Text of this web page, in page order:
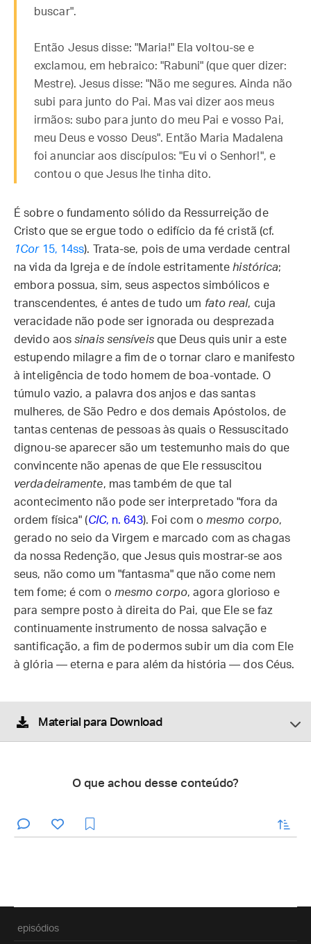
buscar".
Então Jesus disse: "Maria!" Ela voltou-se e
exclamou, em hebraico: "Rabuni" (que quer dizer:
Mestre). Jesus disse: "Não me segures. Ainda não
subi para junto do Pai. Mas vai dizer aos meus
irmãos: subo para junto do meu Pai e vosso Pai,
meu Deus e vosso Deus". Então Maria Madalena
foi anunciar aos discípulos: "Eu vi o Senhor!", e
contou o que Jesus lhe tinha dito.
É sobre o fundamento sólido da Ressurreição de
Cristo que se ergue todo o edifício da fé cristã (cf.
1Cor15, 14ss). Trata-se, pois de uma verdade central
na vida da Igreja e de índole estritamentehistórica;
embora possua, sim, seus aspectos simbólicos e
transcendentes, é antes de tudo um fato real, cuja
veracidade não pode ser ignorada ou desprezada
devido aossinais sensíveisque Deus quis unir a este
estupendo milagre a fim de o tornar claro e manifesto
à inteligência de todo homem de boa-vontade. O
túmulo vazio, a palavra dos anjos e das santas
mulheres, de São Pedro e dos demais Apóstolos, de
tantas centenas de pessoas às quais o Ressuscitado
dignou-se aparecer são um testemunho mais do que
convincente não apenas de que Ele ressuscitou
verdadeiramente, mas também de que tal
acontecimento não pode ser interpretado "fora da
ordem física" (CIC, n. 643). Foi com o mesmo corpo,
gerado no seio da Virgem e marcado com as chagas
da nossa Redenção, que Jesus quis mostrar-se aos
seus, não como um "fantasma" que não come nem
tem fome; é com o mesmo corpo, agora glorioso e
para sempre posto à direita do Pai, que Ele se faz
continuamente instrumento de nossa salvação e
santificação, a fim de podermos subir um dia com Ele
à glória — eterna e para além da história — dos Céus.
Material para Download
O que achou desse conteúdo?
enviar
episódios